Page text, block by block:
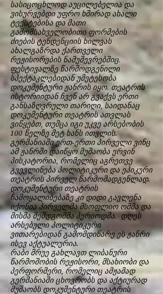
სასიცოცხლოდ აუცილებელია და
ვისურვებდი უფრო ხშირად ახალი
ტექსტებისა და მათი
გამომსახველობითი ფორმების
ძიების ტენდენციის ხილვას
ახალგაზრდა ქართველი
რეჟისორების ნამუშევრებშიც.
ფესტივალზე წარმოდგენილი
სპექტაკლებიდან უმეტესობა
დოკუმენტური ჟანრის იყო. თეატრის
ისტორიიდან ჩვენ არ გვაქვს ერთი
განსაზღვრული თარიღი, საიდანაც
დოკუმენტური თეატრის ათვლას
ვიწყებთ, თუმცა იგი უკვე არსებობის
100 წელზე მეტ ხანს ითვლის.
გერმანიაში ერთ-ერთი პირველი ვინც
ამ ჟანრში დაიწყო მუშაობა ერვინ
პისკატორია, რომელიც აგრეთვე
გვევლინება პოლიტიკური და ეპიკური
თეატრის პირველ წარმომადგენლად.
დოკუმენტური თეატრის
ჩამოყალიბებაზე კი დიდი გავლენა
იქონია პირველმა მსოფლიო ომმა და
მისმა შემდგომმა პერიოდმა. დღეს
არსებული პოლიტიკური
ვითარებიდან გამომდინარე ეს ჟანრი
ისევ აქტუალურია.
რაბი მრუე გახლავთ ლიბანური
წარმოშობის რეჟისორი, მსახიობი და
პერფორმერი, რომელიც ამჟამად
გერმანიაში ცხოვრობს და აქტიურად
მუშაობს დოკუმენტური თეატრის